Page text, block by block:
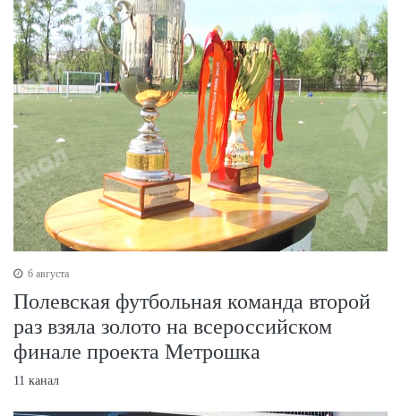
6 августа
Полевская футбольная команда второй
раз взяла золото на всероссийском
финале проекта Метрошка
11 канал